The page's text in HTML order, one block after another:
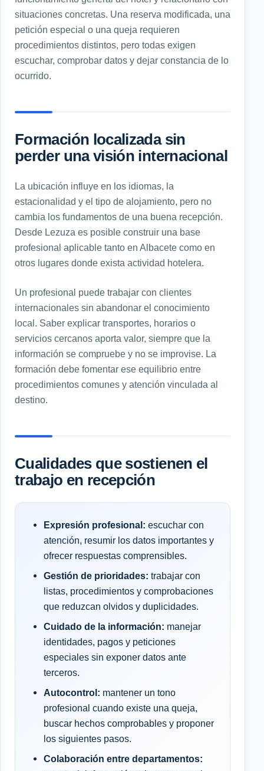
situaciones concretas. Una reserva modificada, una
petición especial o una queja requieren
procedimientos distintos, pero todas exigen
escuchar, comprobar datos y dejar constancia de lo
ocurrido.
Formación localizada sin
perder una visión internacional
La ubicación influye en los idiomas, la
estacionalidad y el tipo de alojamiento, pero no
cambia los fundamentos de una buena recepción.
Desde Lezuza es posible construir una base
profesional aplicable tanto en Albacete como en
otros lugares donde exista actividad hotelera.
Un profesional puede trabajar con clientes
internacionales sin abandonar el conocimiento
local. Saber explicar transportes, horarios o
servicios cercanos aporta valor, siempre que la
información se compruebe y no se improvise. La
formación debe fomentar ese equilibrio entre
procedimientos comunes y atención vinculada al
destino.
Cualidades que sostienen el
trabajo en recepción
Expresión profesional: escuchar con
atención, resumir los datos importantes y
ofrecer respuestas comprensibles.
Gestión de prioridades: trabajar con
listas, procedimientos y comprobaciones
que reduzcan olvidos y duplicidades.
Cuidado de la información: manejar
identidades, pagos y peticiones
especiales sin exponer datos ante
terceros.
Autocontrol: mantener un tono
profesional cuando existe una queja,
buscar hechos comprobables y proponer
los siguientes pasos.
Colaboración entre departamentos: